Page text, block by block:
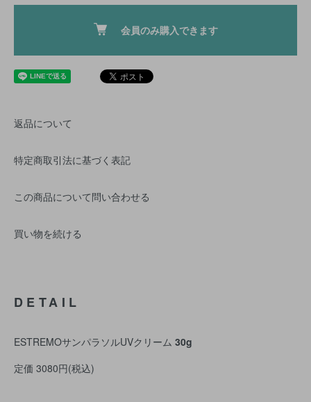
会員のみ購入できます
返品について
特定商取引法に基づく表記
この商品について問い合わせる
買い物を続ける
DETAIL
ESTREMOサンパラソルUVクリーム 30g
定価 3080円(税込)